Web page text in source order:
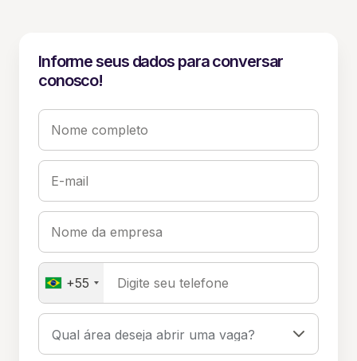
Informe seus dados para conversar
conosco!
Nome completo
E-mail
Nome da empresa
+55 Digite seu telefone